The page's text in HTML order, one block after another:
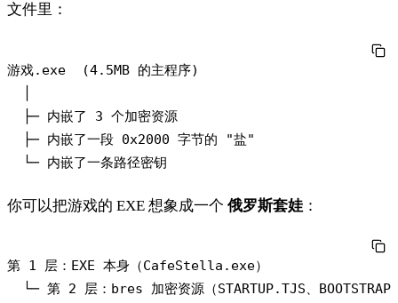
文件里：
游戏.exe  (4.5MB 的主程序)
  ├─ 内嵌了 3 个加密资源
  ├─ 内嵌了一段 0x2000 字节的 "盐"
你可以把游戏的 EXE 想象成一个 俄罗斯套娃 ：
第 1 层：EXE 本身（CafeStella.exe）
└─ 第 2 层：bres 加密资源（STARTUP.TJS、BOOTSTRAP